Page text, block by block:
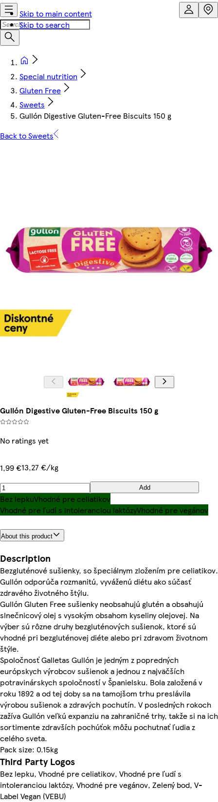
Skip to main content
Skip to search
Special nutrition
Gluten Free
Sweets
Gullón Digestive Gluten-Free Biscuits 150 g
Back to Sweets
Gullón Digestive Gluten-Free Biscuits 150 g
No ratings yet
1,99 €13,27 €/kg
Add
Bez lepkuVhodné pre celiatikov
Vhodné pre ľudí s intoleranciou laktózyVhodné pre vegánov
About this product
Description
Bezgluténové sušienky, so špeciálnym zložením pre celiatikov.
Gullón odporúča rozmanitú, vyváženú diétu ako súčasť
zdravého životného štýlu.
Gullón Gluten Free sušienky neobsahujú glutén a obsahujú
slnečnicový olej s vysokým obsahom kyseliny olejovej. Na
výber sú rôzne druhy bezgluténových sušienok, ktoré sú
vhodné pri bezgluténovej diéte alebo pri zdravom životnom
štýle.
Spoločnosť Galletas Gullón je jedným z popredných
európskych výrobcov sušienok a jednou z najväčších
potravinárskych spoločností v Španielsku. Bola založená v
roku 1892 a od tej doby sa na tamojšom trhu preslávila
výrobou sušienok a zdravých pochutín. V posledných rokoch
zažíva Gullón veľkú expanziu na zahraničné trhy, takže si na ich
sortimente zdravších pochúťok môžu pochutnať ľudia z
celého sveta.
Pack size: 0.15kg
Third Party Logos
Bez lepku, Vhodné pre celiatikov, Vhodné pre ľudí s
intoleranciou laktózy, Vhodné pre vegánov, Zelený bod, V-
Label Vegan (VEBU)